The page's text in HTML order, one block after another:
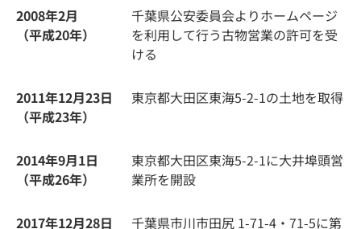
2008年2月
（平成20年）
千葉県公安委員会よりホームページ
を利用して行う古物営業の許可を受
ける
2011年12月23日
（平成23年）
東京都大田区東海5-2-1の土地を取得
2014年9月1日
（平成26年）
東京都大田区東海5-2-1に大井埠頭営
業所を開設
2017年12月28日 千葉県市川市田尻 1-71-4・71-5に第